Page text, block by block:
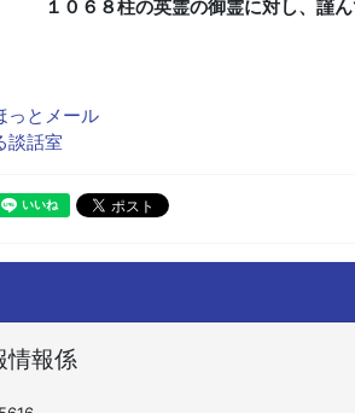
１０６８柱の英霊の御霊に対し、謹
っとメール
談話室
情報係